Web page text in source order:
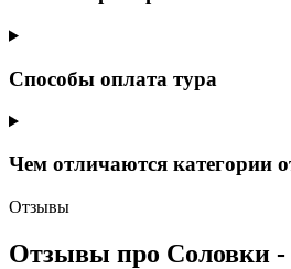
Способы оплата тура
Чем отличаются категории
Отзывы
Отзывы про Соловки -